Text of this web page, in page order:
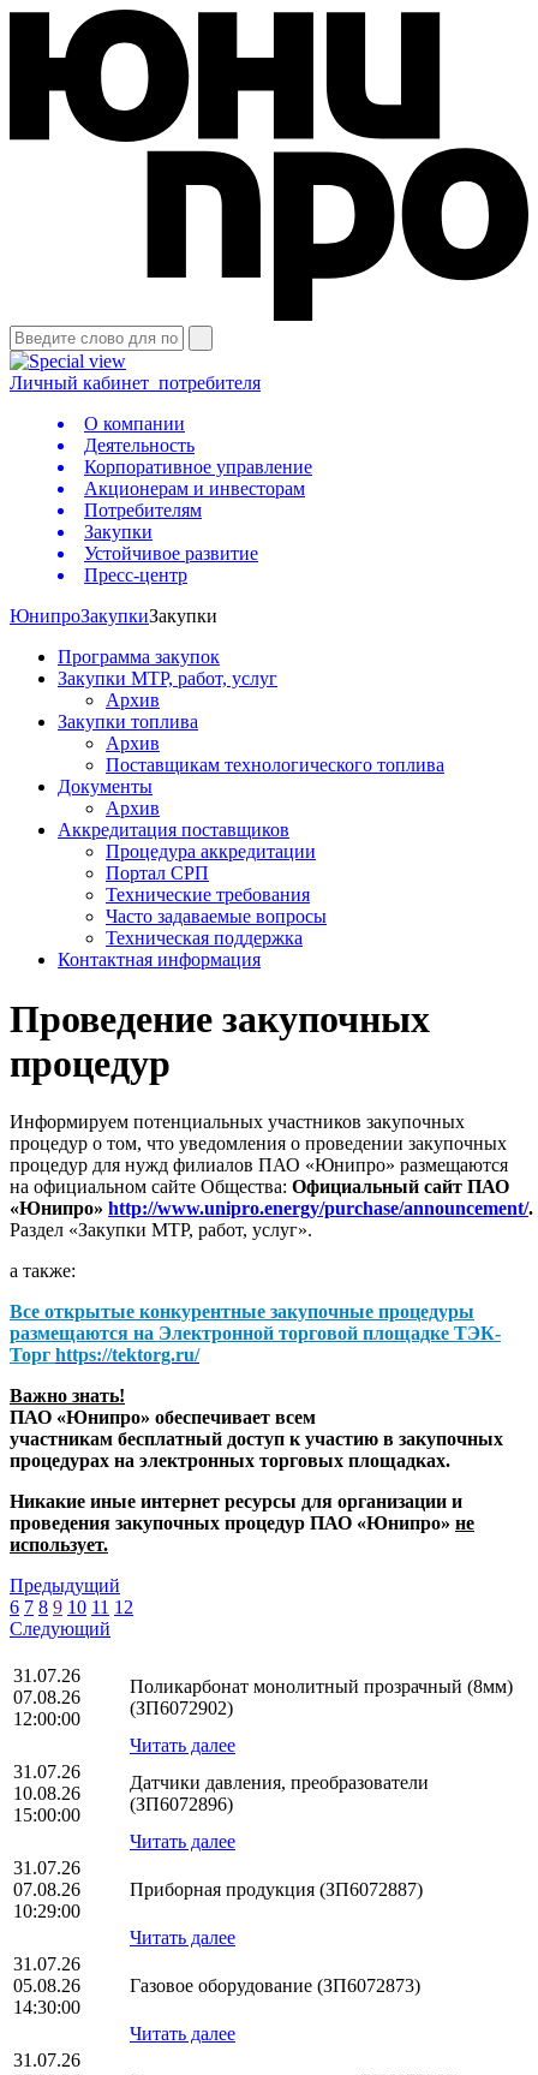
Личный кабинет потребителя
О компании
Деятельность
Корпоративное управление
Акционерам и инвесторам
Потребителям
Закупки
Устойчивое развитие
Пресс-центр
ЮнипроЗакупкиЗакупки
Программа закупок
Закупки МТР, работ, услуг
Архив
Закупки топлива
Архив
Поставщикам технологического топлива
Документы
Архив
Аккредитация поставщиков
Процедура аккредитации
Портал СРП
Технические требования
Часто задаваемые вопросы
Техническая поддержка
Контактная информация
Проведение закупочных
процедур
Информируем потенциальных участников закупочных
процедур о том, что уведомления о проведении закупочных
процедур для нужд филиалов ПАО «Юнипро» размещаются
на официальном сайте Общества: Официальный сайт ПАО
«Юнипро» http://www.unipro.energy/purchase/announcement/.
Раздел «Закупки МТР, работ, услуг».
а также:
Все открытые конкурентные закупочные процедуры
размещаются на Электронной торговой площадке ТЭК-
Торг https://tektorg.ru/
Важно знать!
ПАО «Юнипро» обеспечивает всем
участникам бесплатный доступ к участию в закупочных
процедурах на электронных торговых площадках.
Никакие иные интернет ресурсы для организации и
проведения закупочных процедур ПАО «Юнипро» не
использует.
Предыдущий
6 7 8 9 10 11 12
Следующий
31.07.26
07.08.26
12:00:00
Поликарбонат монолитный прозрачный (8мм)
(ЗП6072902)
Читать далее
31.07.26
10.08.26
15:00:00
Датчики давления, преобразователи
(ЗП6072896)
Читать далее
31.07.26
07.08.26
10:29:00
Приборная продукция (ЗП6072887)
Читать далее
31.07.26
05.08.26
14:30:00
Газовое оборудование (ЗП6072873)
Читать далее
31.07.26